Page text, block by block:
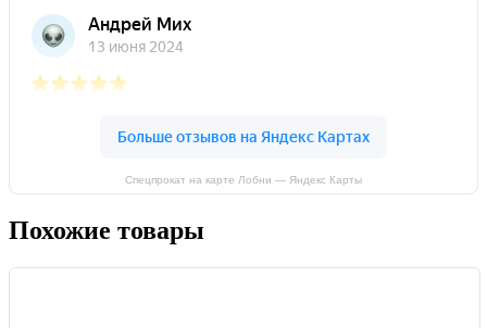
Спецпрокат на карте Лобни — Яндекс Карты
Похожие товары